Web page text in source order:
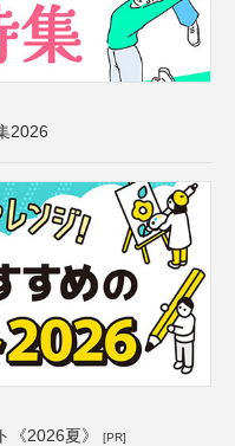
2026
《2026夏》 [PR]